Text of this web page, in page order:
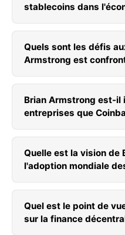
stablecoins dans
Quels sont les défis
Armstrong est
Brian Armstrong est-il
entreprises que
Quelle est la vision de
l'adoption mondiale
Quel est le point de
sur la finance